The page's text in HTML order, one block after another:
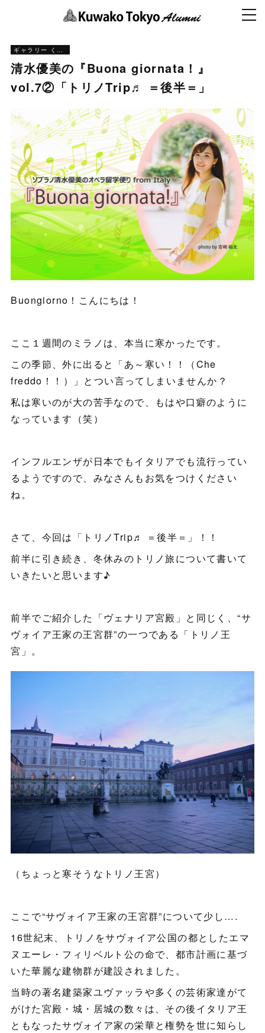
ギャラリー くわとう
清水優美の『Buona giornata！』
vol.7②「トリノTrip♬ ＝後半＝」
Buongiorno！こんにちは！
ここ１週間のミラノは、本当に寒かったです。
この季節、外に出ると「あ～寒い！！（Che
freddo！！）」とつい言ってしまいませんか？
私は寒いのが大の苦手なので、もはや口癖のように
なっています（笑）
インフルエンザが日本でもイタリアでも流行ってい
るようですので、みなさんもお気をつけください
ね。
さて、今回は「トリノTrip♬ ＝後半＝」！！
前半に引き続き、冬休みのトリノ旅について書いて
いきたいと思います♪
前半でご紹介した「ヴェナリア宮殿」と同じく、“サ
ヴォイア王家の王宮群”の一つである「トリノ王
宮」。
（ちょっと寒そうなトリノ王宮）
ここで“サヴォイア王家の王宮群”について少し….
16世紀末、トリノをサヴォイア公国の都としたエマ
ヌエーレ・フィリベルト公の命で、都市計画に基づ
いた華麗な建物群が建設されました。
当時の著名建築家ユヴァッラや多くの芸術家達がて
がけた宮殿・城・居城の数々は、その後イタリア王
ともなったサヴォイア家の栄華と権勢を世に知らし